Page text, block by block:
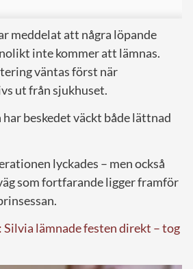
meddelat att några löpande
inte kommer att lämnas.
väntas först när
ut från sjukhuset.
beskedet väckt både lättnad
lyckades – men också
som fortfarande ligger framför
Silvia lämnade festen direkt – tog